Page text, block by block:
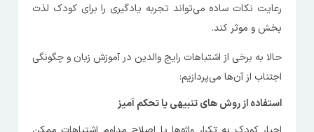
رعایت نکات ساده می‌تواند تجربه‌ یادگیری را برای کودک لذت
بخش و موثر کند.
حالا به برخی از اشتباهات رایج والدین در آموزش زبان و چگونگی
اجتناب از آن‌ها می‌پردازیم:
استفاده از روش ‌های تنبیهی یا تحکم آمیز